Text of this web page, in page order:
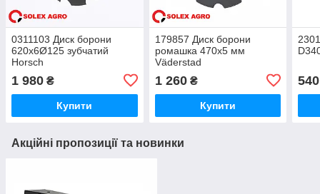
0311103 Диск борони
620х6Ø125 зубчатий
Horsch
1 980 ₴
Купити
179857 Диск борони
ромашка 470х5 мм
Väderstad
1 260₴
Купити
540
Акційні пропозиції та новинки